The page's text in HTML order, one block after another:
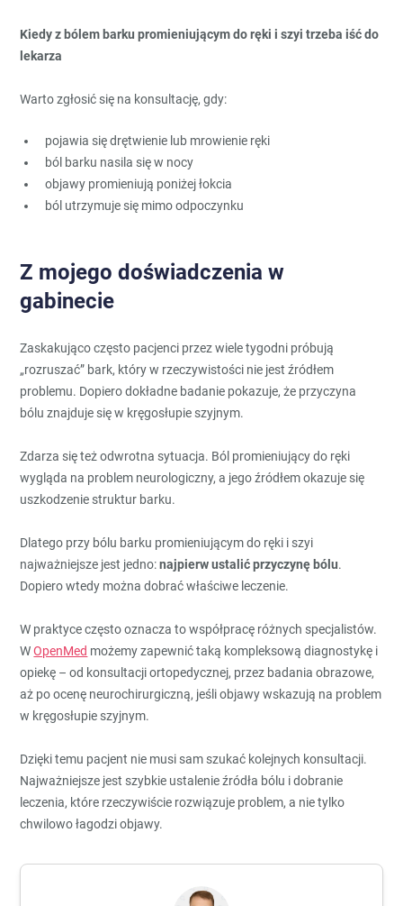
Kiedy z bólem barku promieniującym do ręki i szyi trzeba iść do
lekarza
Warto zgłosić się na konsultację, gdy:
pojawia się drętwienie lub mrowienie ręki
ból barku nasila się w nocy
objawy promieniują poniżej łokcia
ból utrzymuje się mimo odpoczynku
Z mojego doświadczenia w
gabinecie
Zaskakująco często pacjenci przez wiele tygodni próbują
„rozruszać” bark, który w rzeczywistości nie jest źródłem
problemu. Dopiero dokładne badanie pokazuje, że przyczyna
bólu znajduje się w kręgosłupie szyjnym.
Zdarza się też odwrotna sytuacja. Ból promieniujący do ręki
wygląda na problem neurologiczny, a jego źródłem okazuje się
uszkodzenie struktur barku.
Dlatego przy bólu barku promieniującym do ręki i szyi
najważniejsze jest jedno:najpierw ustalić przyczynę bólu.
Dopiero wtedy można dobrać właściwe leczenie.
W praktyce często oznacza to współpracę różnych specjalistów.
WOpenMed możemy zapewnić taką kompleksową diagnostykę i
opiekę – od konsultacji ortopedycznej, przez badania obrazowe,
aż po ocenę neurochirurgiczną, jeśli objawy wskazują na problem
w kręgosłupie szyjnym.
Dzięki temu pacjent nie musi sam szukać kolejnych konsultacji.
Najważniejsze jest szybkie ustalenie źródła bólu i dobranie
leczenia, które rzeczywiście rozwiązuje problem, a nie tylko
chwilowo łagodzi objawy.